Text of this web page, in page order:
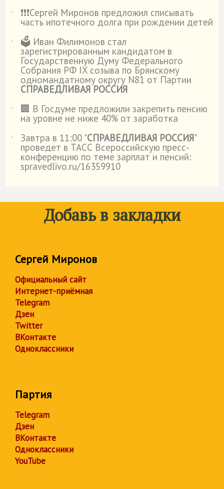
˙
❗️❗️❗️Сергей Миронов предложил списывать
часть ипотечного долга при рождении детей
˙
🗳️ Иван Филимонов стал
зарегистрированным кандидатом в
Государственную Думу Федерального
Собрания РФ IX созыва по Брянскому
одномандатному округу N81 от Партии
СПРАВЕДЛИВАЯ РОССИЯ
˙
🏢 В Госдуме предложили закрепить пенсию
на уровне не ниже 40% от заработка
˙
Завтра в 11:00 "СПРАВЕДЛИВАЯ РОССИЯ"
проведет в ТАСС Всероссийскую пресс-
конференцию по теме зарплат и пенсий:
spravedlivo.ru/16359910
Добавь в закладки
Сергей Миронов
Официальный сайт
Интернет-приёмная
Telegram
Дзен
Twitter
ВКонтакте
Одноклассники
Партия
Telegram
Дзен
ВКонтакте
Одноклассники
YouTube